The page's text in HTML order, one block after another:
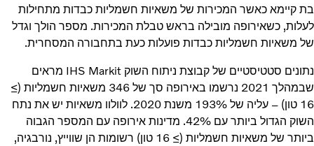
בת קיימא כאשר המכירות של משאיות חשמליות כבדות מתחילות
לעלות, כשאירופה מובילה בראש טבלת המכירות. מספר הולך וגדל
של משאיות חשמליות כבדות פועלות כעת בתחבורה המסחרית.
נתונים סטטיסטיים של קבוצת ניתוח השוק IHS Markit מראים
שבמהלך 2021 נרשמו באירופה סך של 346 משאיות חשמליות (≥
16 טון) – עליה של 193% משנת 2020. לוולוו משאיות יש את נתח
השוק הגדול ביותר עם 42%. מדינות אירופה עם המספר הגבוה
ביותר של משאיות חשמליות (≥ 16 טון) רשומות הן שווייץ, נורבגיה,